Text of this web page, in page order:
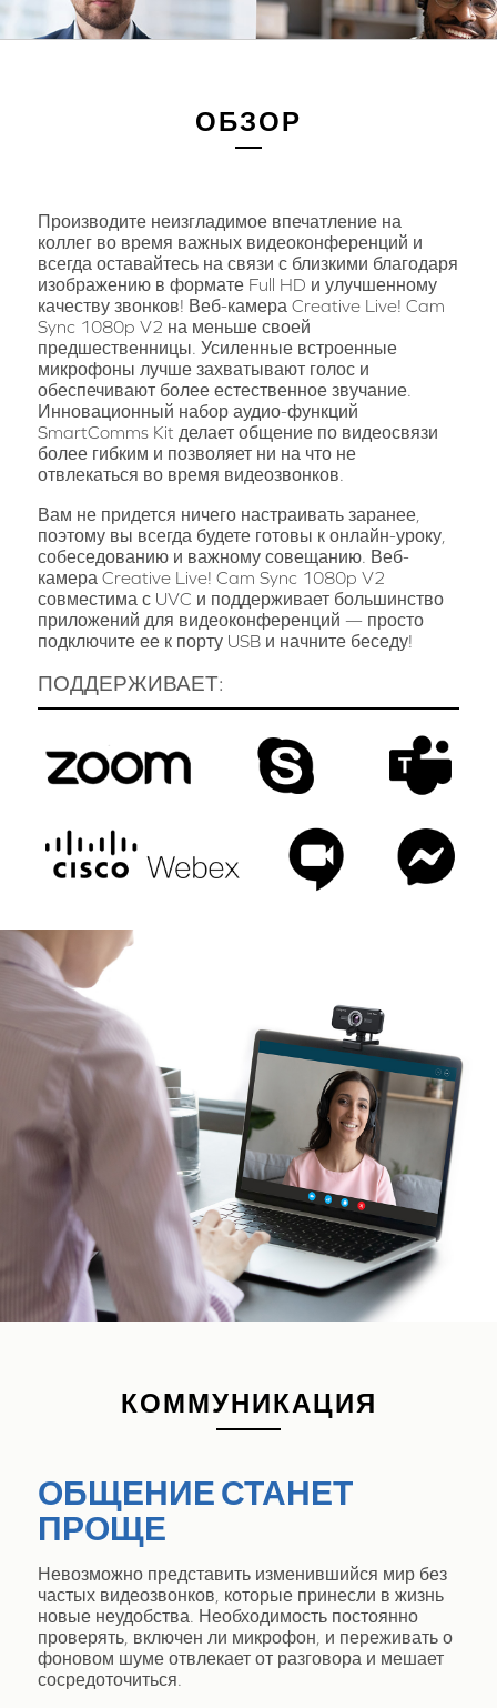
ОБЗОР
Производите неизгладимое впечатление на
коллег во время важных видеоконференций и
всегда оставайтесь на связи с близкими благодаря
изображению в формате Full HD и улучшенному
качеству звонков! Веб-камера Creative Live! Cam
Sync 1080p V2 на меньше своей
предшественницы. Усиленные встроенные
микрофоны лучше захватывают голос и
обеспечивают более естественное звучание.
Инновационный набор аудио-функций
SmartComms Kit делает общение по видеосвязи
более гибким и позволяет ни на что не
отвлекаться во время видеозвонков.
Вам не придется ничего настраивать заранее,
поэтому вы всегда будете готовы к онлайн-уроку,
собеседованию и важному совещанию. Веб-
камера Creative Live! Cam Sync 1080p V2
совместима с UVC и поддерживает большинство
приложений для видеоконференций — просто
подключите ее к порту USB и начните беседу!
ПОДДЕРЖИВАЕТ:
КОММУНИКАЦИЯ
ОБЩЕНИЕ СТАНЕТ
ПРОЩЕ
Невозможно представить изменившийся мир без
частых видеозвонков, которые принесли в жизнь
новые неудобства. Необходимость постоянно
проверять, включен ли микрофон, и переживать о
фоновом шуме отвлекает от разговора и мешает
сосредоточиться.